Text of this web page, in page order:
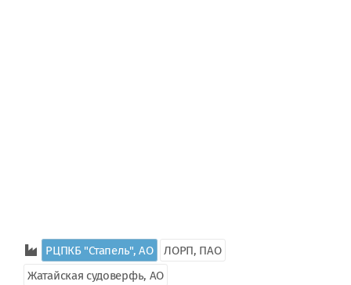
РЦПКБ "Стапель", АО
ЛОРП, ПАО
Жатайская судоверфь, АО